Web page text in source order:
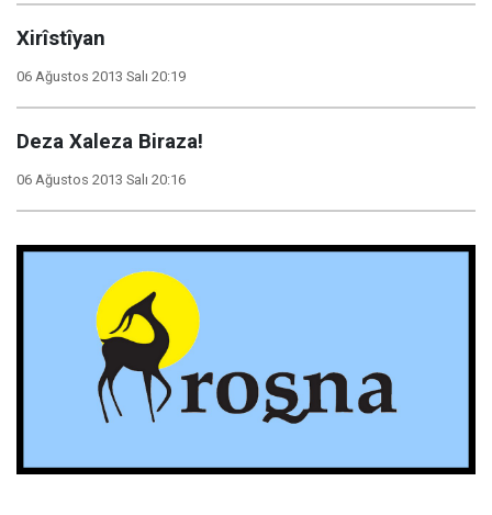
Xirîstîyan
06 Ağustos 2013 Salı 20:19
Deza Xaleza Biraza!
06 Ağustos 2013 Salı 20:16